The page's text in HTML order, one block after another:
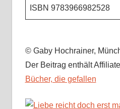
ISBN 9783966982528
© Gaby Hochrainer,
Der Beitrag enthält
Bücher, die gefallen